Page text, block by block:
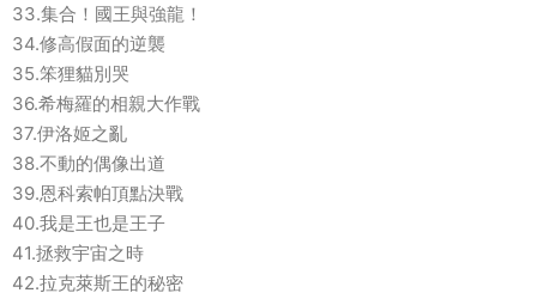
33.集合！國王與強龍！
34.修高假面的逆襲
35.笨狸貓別哭
36.希梅羅的相親大作戰
37.伊洛姬之亂
38.不動的偶像出道
39.恩科索帕頂點決戰
40.我是王也是王子
41.拯救宇宙之時
42.拉克萊斯王的秘密